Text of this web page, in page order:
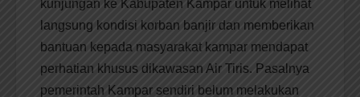
kunjungan ke Kabupaten Kampar untuk melihat
langsung kondisi korban banjir dan memberikan
bantuan kepada masyarakat kampar mendapat
perhatian khusus dikawasan Air Tiris. Pasalnya
pemerintah Kampar sendiri belum melakukan